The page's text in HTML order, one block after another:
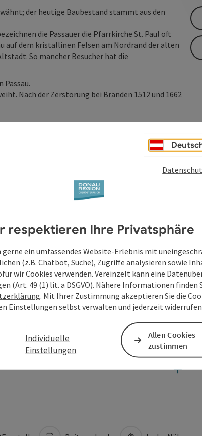
der heutige Baubestand stammt aus den
die Passauer die Pfarrkirche St. Paul oft
auf dem kristallinen Felsen am Nordrand der alten
So mancher Besucher hat die
Nach der Zerstörung bei Bränden 1512 und 1662
respektieren Ihre Privatsphäre
ein umfassendes Website-Erlebnis mit
(z.B. Chatbot, Suche), Zugriffe analysieren sowie
wir Cookies verwenden. Vereinzelt kann eine
(Art. 49 (1) lit. a DSGVO). Nähere Informationen finden
. Mit Ihrer Zustimmung akzeptieren Sie die
Einstellungen selbst verwalten und jederzeit
Individuelle
Einstellungen
Allen Cookies
zustimmen